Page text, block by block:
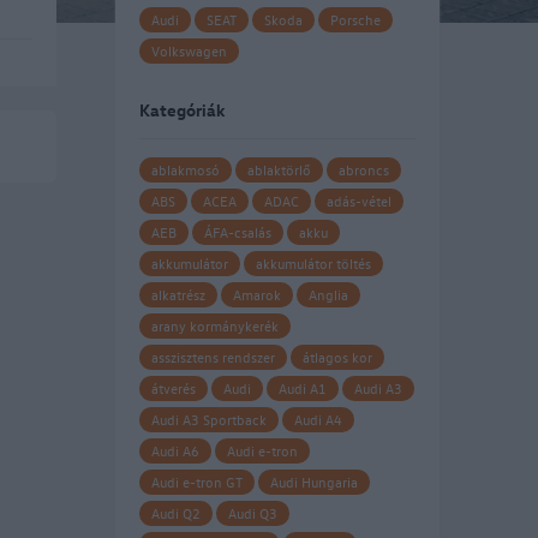
Audi SEAT Skoda
Porsche
Volkswagen
Kategóriák
ablakmosó ablaktörlő
abroncs
ABS
ACEA ADAC
adás-vétel
AEB
ÁFA-csalás
akku
akkumulátor
akkumulátor töltés
alkatrész
Amarok
Anglia
arany kormánykerék
asszisztens rendszer
átlagos kor
átverés
Audi Audi A1
Audi A3
Audi A3 Sportback
Audi A4
Audi A6
Audi e-tron
Audi e-tron GT
Audi Hungaria
Audi Q2
Audi Q3